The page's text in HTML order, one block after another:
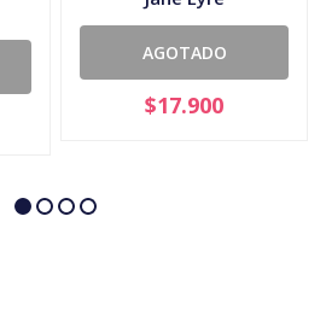
AGOTADO
$17.900